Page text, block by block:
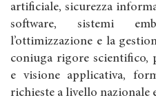
artificiale, sicurezza
software, sistemi
l’ottimizzazione e la
coniuga rigore scientifico,
e visione applicativa,
richieste a livello nazionale